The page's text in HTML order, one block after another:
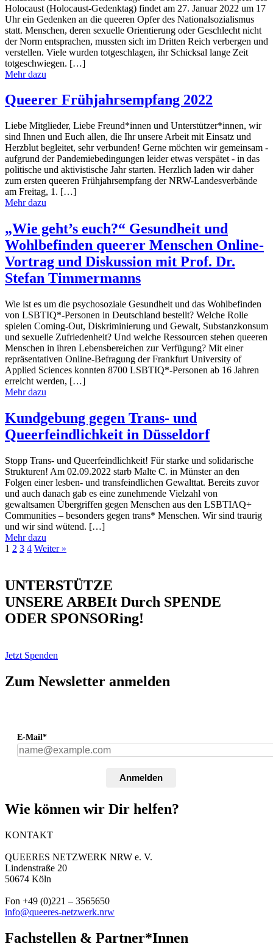
Holocaust (Holocaust-Gedenktag) findet am 27. Januar 2022 um 17
Uhr ein Gedenken an die queeren Opfer des Nationalsozialismus
statt. Menschen, deren sexuelle Orientierung oder Geschlecht nicht
der Norm entsprachen, mussten sich im Dritten Reich verbergen und
verstellen. Viele wurden totgeschlagen, ihr Schicksal lange Zeit
totgeschwiegen. […]
Mehr dazu
Queerer Frühjahrsempfang 2022
Liebe Mitglieder, Liebe Freund*innen und Unterstützer*innen, wir
sind Ihnen und Euch allen, die Ihr unsere Arbeit mit Einsatz und
Herzblut begleitet, sehr verbunden! Gerne möchten wir gemeinsam -
aufgrund der Pandemiebedingungen leider etwas verspätet - in das
politische und aktivistische Jahr starten. Herzlich laden wir daher
zum ersten queeren Frühjahrsempfang der NRW-Landesverbände
am Freitag, 1. […]
Mehr dazu
„Wie geht’s euch?“ Gesundheit und
Wohlbefinden queerer Menschen Online-
Vortrag und Diskussion mit Prof. Dr.
Stefan Timmermanns
Wie ist es um die psychosoziale Gesundheit und das Wohlbefinden
von LSBTIQ*-Personen in Deutschland bestellt? Welche Rolle
spielen Coming-Out, Diskriminierung und Gewalt, Substanzkonsum
und sexuelle Zufriedenheit? Und welche Ressourcen stehen queeren
Menschen in ihren Lebensbereichen zur Verfügung? Mit einer
repräsentativen Online-Befragung der Frankfurt University of
Applied Sciences konnten 8700 LSBTIQ*-Personen ab 16 Jahren
erreicht werden, […]
Mehr dazu
Kundgebung gegen Trans- und
Queerfeindlichkeit in Düsseldorf
Stopp Trans- und Queerfeindlichkeit! Für starke und solidarische
Strukturen! Am 02.09.2022 starb Malte C. in Münster an den
Folgen einer lesben- und transfeindlichen Gewalttat. Bereits zuvor
und auch danach gab es eine zunehmende Vielzahl von
gewaltsamen Übergriffen gegen Menschen aus den LSBTIAQ+
Communities – besonders gegen trans* Menschen. Wir sind traurig
und wir sind wütend. […]
Mehr dazu
1 2 3 4 Weiter »
UNTERSTÜTZE
UNSERE ARBEIt Durch SPENDE
ODER SPONSORing!
Jetzt Spenden
Zum Newsletter anmelden
E-Mail*
Anmelden
Wie können wir Dir helfen?
KONTAKT
QUEERES NETZWERK NRW e. V.
Lindenstraße 20
50674 Köln
Fon +49 (0)221 – 3565650
info@queeres-netzwerk.nrw
Fachstellen & Partner*Innen